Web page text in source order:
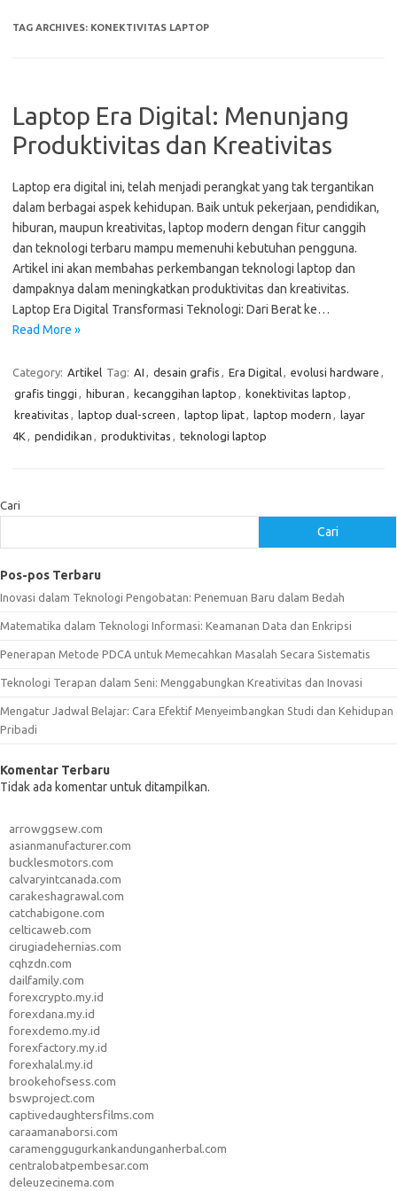
TAG ARCHIVES: KONEKTIVITAS LAPTOP
Laptop Era Digital: Menunjang
Produktivitas dan Kreativitas
Laptop era digital ini, telah menjadi perangkat yang tak tergantikan
dalam berbagai aspek kehidupan. Baik untuk pekerjaan, pendidikan,
hiburan, maupun kreativitas, laptop modern dengan fitur canggih
dan teknologi terbaru mampu memenuhi kebutuhan pengguna.
Artikel ini akan membahas perkembangan teknologi laptop dan
dampaknya dalam meningkatkan produktivitas dan kreativitas.
Laptop Era Digital Transformasi Teknologi: Dari Berat ke…
Read More »
Category: Artikel Tag: AI , desain grafis , Era Digital, evolusi hardware ,
grafis tinggi , hiburan , kecanggihan laptop , konektivitas laptop ,
kreativitas , laptop dual-screen , laptop lipat, laptop modern , layar
4K , pendidikan , produktivitas , teknologi laptop
Cari
Cari
Pos-pos Terbaru
Inovasi dalam Teknologi Pengobatan: Penemuan Baru dalam Bedah
Matematika dalam Teknologi Informasi: Keamanan Data dan Enkripsi
Penerapan Metode PDCA untuk Memecahkan Masalah Secara Sistematis
Teknologi Terapan dalam Seni: Menggabungkan Kreativitas dan Inovasi
Mengatur Jadwal Belajar: Cara Efektif Menyeimbangkan Studi dan Kehidupan
Pribadi
Komentar Terbaru
Tidak ada komentar untuk ditampilkan.
arrowggsew.com
asianmanufacturer.com
bucklesmotors.com
calvaryintcanada.com
carakeshagrawal.com
catchabigone.com
celticaweb.com
cirugiadehernias.com
cqhzdn.com
dailfamily.com
forexcrypto.my.id
forexdana.my.id
forexdemo.my.id
forexfactory.my.id
forexhalal.my.id
brookehofsess.com
bswproject.com
captivedaughtersfilms.com
caraamanaborsi.com
caramenggugurkankandunganherbal.com
centralobatpembesar.com
deleuzecinema.com